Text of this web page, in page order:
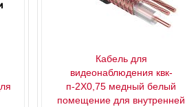
Кабель для
видеонаблюдения квк-
п-2X0,75 медный белый
помещение для внутренней